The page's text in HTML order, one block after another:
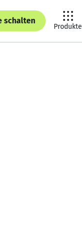
schalten
Produkte